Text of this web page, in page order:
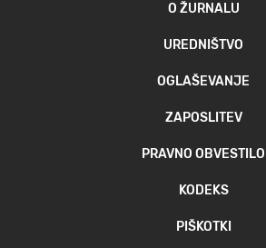
O ŽURNALU
UREDNIŠTVO
OGLAŠEVANJE
ZAPOSLITEV
PRAVNO OBVESTILO
KODEKS
PIŠKOTKI